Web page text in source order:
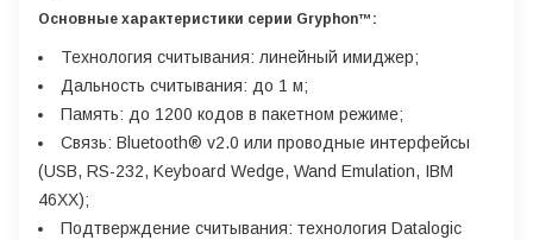
Основные характеристики серии Gryphon™:
Технология считывания: линейный имиджер;
Дальность считывания: до 1 м;
Память: до 1200 кодов в пакетном режиме;
Связь: Bluetooth® v2.0 или проводные интерфейсы
(USB, RS-232, Keyboard Wedge, Wand Emulation, IBM
46XX);
Подтверждение считывания: технология Datalogic